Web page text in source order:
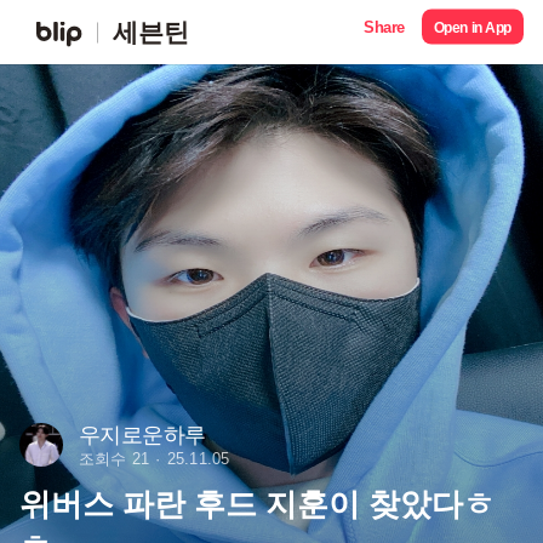
세븐틴 Share Open in App
우지로운하루
조회수 21 25.11.05
위버스 파란 후드 지훈이 찾았다ㅎ